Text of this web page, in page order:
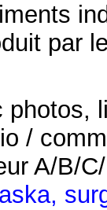
par
photos,
/
A/B/